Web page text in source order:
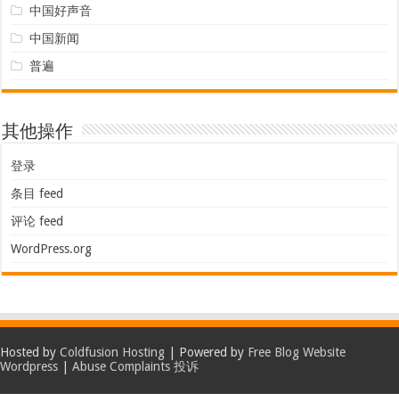
中国好声音
中国新闻
普遍
其他操作
登录
条目 feed
评论 feed
WordPress.org
Hosted by Coldfusion Hosting | Powered by Free Blog Website
Wordpress
Abuse Complaints 投诉